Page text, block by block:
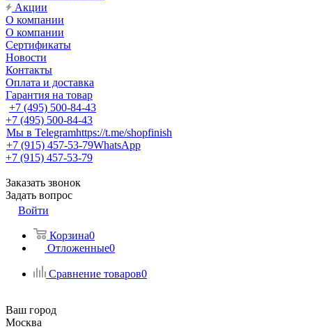
Акции
О компании
О компании
Сертификаты
Новости
Контакты
Оплата и доставка
Гарантия на товар
+7 (495) 500-84-43
+7 (495) 500-84-43
Мы в Telegramhttps://t.me/shopfinish
+7 (915) 457-53-79WhatsApp
+7 (915) 457-53-79
Заказать звонок
Задать вопрос
Войти
Корзина0
Отложенные0
Сравнение товаров0
Ваш город
Москва